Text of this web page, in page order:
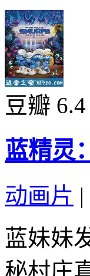
豆瓣
蓝精灵
动画片 |
蓝妹妹
秘村庄